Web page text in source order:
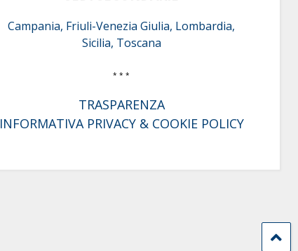
Campania, Friuli-Venezia Giulia, Lombardia,
Sicilia, Toscana
* * *
TRASPARENZA
INFORMATIVA PRIVACY & COOKIE POLICY